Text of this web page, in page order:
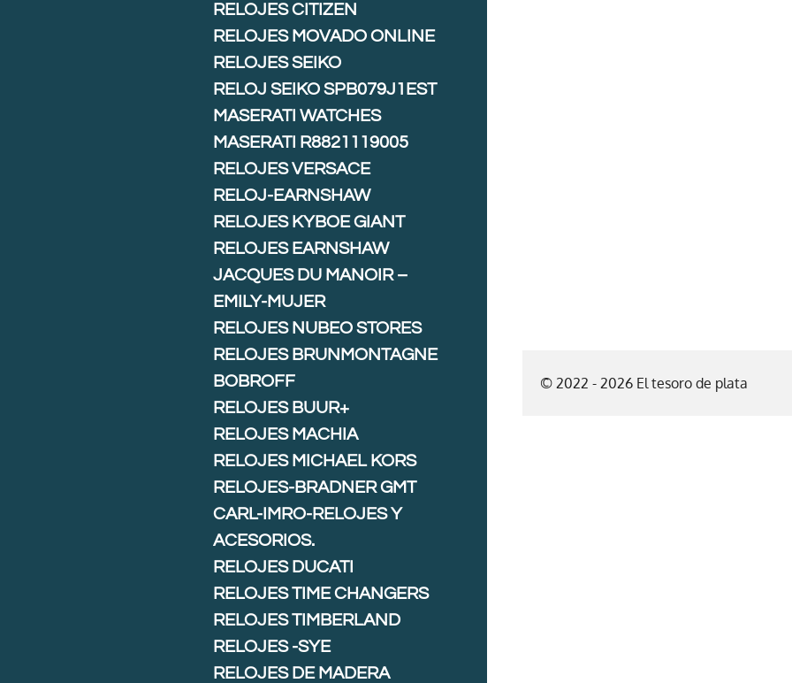
© 2022 - 2026 El tesoro de plata
RELOJES CITIZEN
RELOJES MOVADO ONLINE
RELOJES SEIKO
RELOJ SEIKO SPB079J1EST
MASERATI WATCHES
MASERATI R8821119005
RELOJES VERSACE
RELOJ-EARNSHAW
RELOJES KYBOE GIANT
RELOJES EARNSHAW
JACQUES DU MANOIR –
EMILY-MUJER
RELOJES NUBEO STORES
RELOJES BRUNMONTAGNE
BOBROFF
RELOJES BUUR+
RELOJES MACHIA
RELOJES MICHAEL KORS
RELOJES-BRADNER GMT
CARL-IMRO-RELOJES Y
ACESORIOS.
RELOJES DUCATI
RELOJES TIME CHANGERS
RELOJES TIMBERLAND
RELOJES -SYE
RELOJES DE MADERA